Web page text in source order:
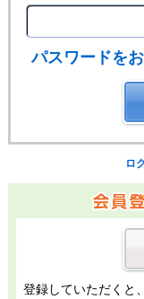
パスワードを
ロ
登録していただくと